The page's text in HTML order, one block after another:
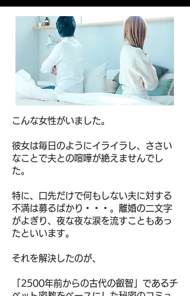
こんな女性がいました。
彼女は毎日のようにイライラし、ささい
なことで夫との喧嘩が絶えませんでし
た。
特に、口先だけで何もしない夫に対する
不満は募るばかり・・・。 離婚の二文字
がよぎり、夜な夜な涙を流すこともあっ
たといいます。
それを解決したのが、
「2500年前からの古代の叡智」であるチ